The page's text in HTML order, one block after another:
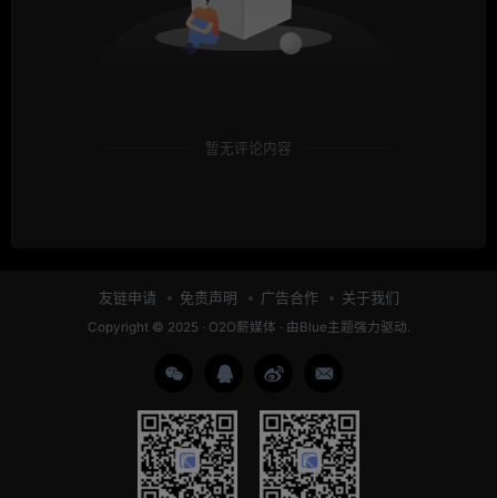
暂无评论内容
友链申请 免责声明 广告合作 关于我们
Copyright © 2025 · O2O薪媒体 · 由 Blue主题强力驱动.